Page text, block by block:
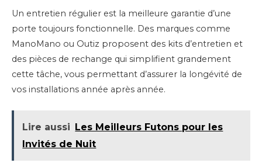
Un entretien régulier est la meilleure garantie d’une
porte toujours fonctionnelle. Des marques comme
ManoMano ou Outiz proposent des kits d’entretien et
des pièces de rechange qui simplifient grandement
cette tâche, vous permettant d’assurer la longévité de
vos installations année après année.
Lire aussi Les Meilleurs Futons pour les
Invités de Nuit